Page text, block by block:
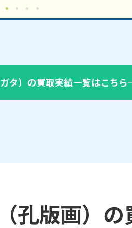
タ）の買取実績一覧はこちら
孔版画）